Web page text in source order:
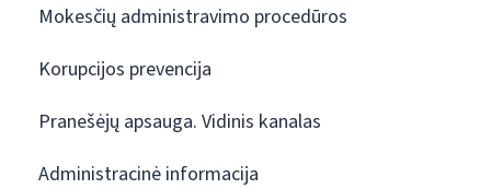
Mokesčių administravimo procedūros
Korupcijos prevencija
Pranešėjų apsauga. Vidinis kanalas
Administracinė informacija